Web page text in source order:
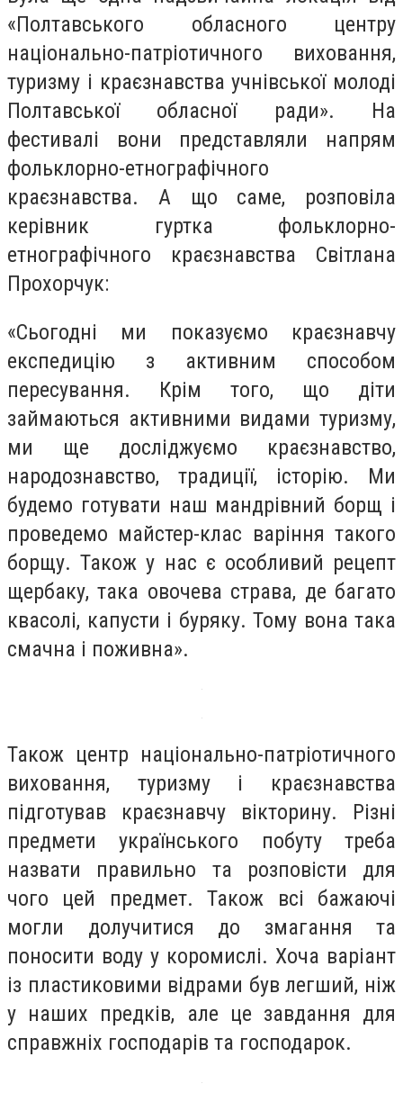
«Полтавського обласного центру
національно-патріотичного виховання,
туризму і краєзнавства учнівської молоді
Полтавської обласної ради». На
фестивалі вони представляли напрям
фольклорно-етнографічного
краєзнавства. А що саме, розповіла
керівник гуртка фольклорно-
етнографічного краєзнавства Світлана
Прохорчук:
«Сьогодні ми показуємо краєзнавчу
експедицію з активним способом
пересування. Крім того, що діти
займаються активними видами туризму,
ми ще досліджуємо краєзнавство,
народознавство, традиції, історію. Ми
будемо готувати наш мандрівний борщ і
проведемо майстер-клас варіння такого
борщу. Також у нас є особливий рецепт
щербаку, така овочева страва, де багато
квасолі, капусти і буряку. Тому вона така
смачна і поживна».
Також центр національно-патріотичного
виховання, туризму і краєзнавства
підготував краєзнавчу вікторину. Різні
предмети українського побуту треба
назвати правильно та розповісти для
чого цей предмет. Також всі бажаючі
могли долучитися до змагання та
поносити воду у коромислі. Хоча варіант
із пластиковими відрами був легший, ніж
у наших предків, але це завдання для
справжніх господарів та господарок.